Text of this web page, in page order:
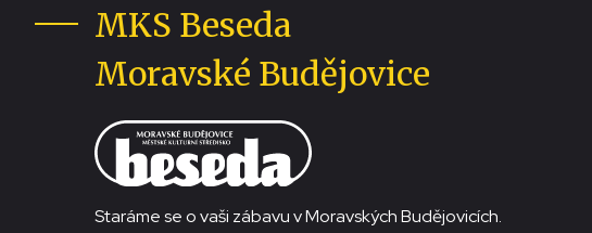
MKS Beseda
Moravské Budějovice
Staráme se o vaši zábavu v Moravských Budějovicích.